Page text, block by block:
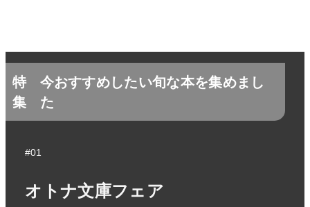
特
集
今おすすめしたい旬な本を集めまし
た
#01
オトナ文庫フェア